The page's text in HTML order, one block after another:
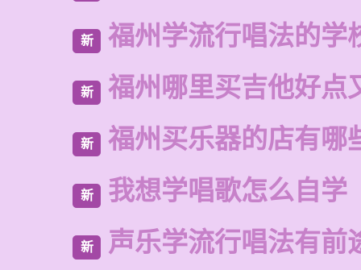
新 福州学流行唱法的学
新 福州哪里买吉他好点
新 福州买乐器的店有哪
新 我想学唱歌怎么自学
新 声乐学流行唱法有前